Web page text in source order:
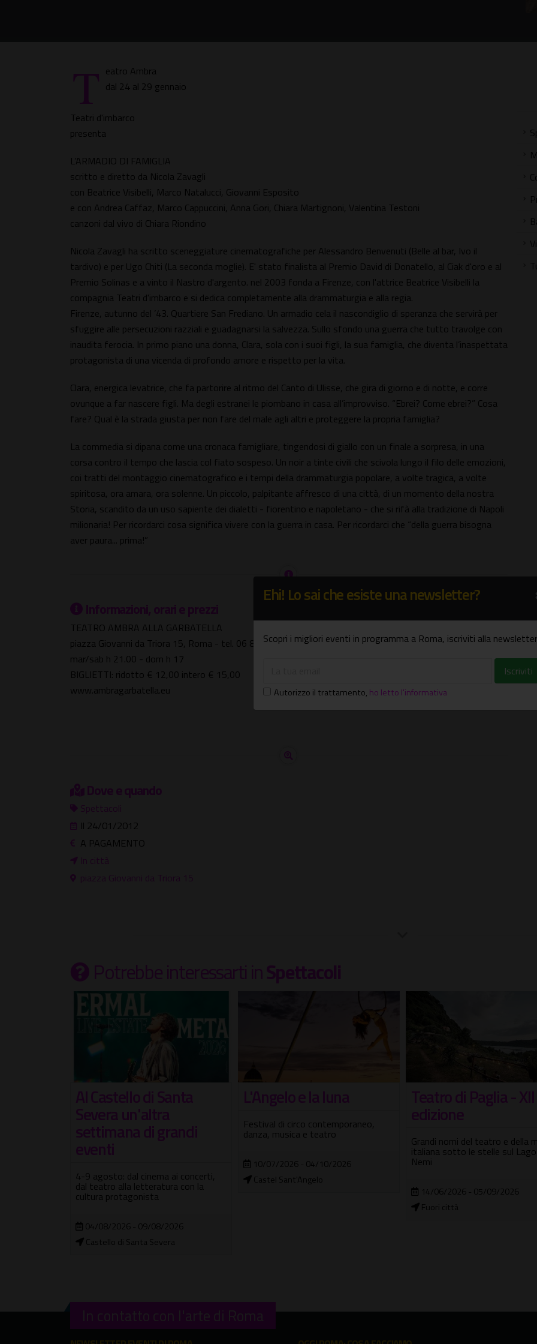
T eatro Ambra
dal 24 al 29 gennaio
Teatri d'imbarco
presenta
L’ARMADIO DI FAMIGLIA
scritto e diretto da Nicola Zavagli
con Beatrice Visibelli, Marco Natalucci, Giovanni Esposito
e con Andrea Caffaz, Marco Cappuccini, Anna Gori, Chiara Martignoni, Valentina Testoni
canzoni dal vivo di Chiara Riondino
Nicola Zavagli ha scritto sceneggiature cinematografiche per Alessandro Benvenuti (Belle al bar, Ivo il
tardivo) e per Ugo Chiti (La seconda moglie). E' stato finalista al Premio David di Donatello, al Ciak d'oro e al
Premio Solinas e a vinto il Nastro d'argento. nel 2003 fonda a Firenze, con l'attrice Beatrice Visibelli la
compagnia Teatri d'imbarco e si dedica completamente alla drammaturgia e alla regia.
Firenze, autunno del ’43. Quartiere San Frediano. Un armadio cela il nascondiglio di speranza che servirà per
sfuggire alle persecuzioni razziali e guadagnarsi la salvezza. Sullo sfondo una guerra che tutto travolge con
inaudita ferocia. In primo piano una donna, Clara, sola con i suoi figli, la sua famiglia, che diventa l’inaspettata
protagonista di una vicenda di profondo amore e rispetto per la vita.
Clara, energica levatrice, che fa partorire al ritmo del Canto di Ulisse, che gira di giorno e di notte, e corre
ovunque a far nascere figli. Ma degli estranei le piombano in casa all’improvviso. “Ebrei? Come ebrei?” Cosa
fare? Qual è la strada giusta per non fare del male agli altri e proteggere la propria famiglia?
La commedia si dipana come una cronaca famigliare, tingendosi di giallo con un finale a sorpresa, in una
corsa contro il tempo che lascia col fiato sospeso. Un noir a tinte civili che scivola lungo il filo delle emozioni,
coi tratti del montaggio cinematografico e i tempi della drammaturgia popolare, a volte tragica, a volte
spiritosa, ora amara, ora solenne. Un piccolo, palpitante affresco di una città, di un momento della nostra
Storia, scandito da un uso sapiente dei dialetti - fiorentino e napoletano - che si rifà alla tradizione di Napoli
milionaria! Per ricordarci cosa significa vivere con la guerra in casa. Per ricordarci che “della guerra bisogna
aver paura... prima!”
Informazioni, orari e prezzi
TEATRO AMBRA ALLA GARBATELLA
piazza Giovanni da Triora 15, Roma - tel. 06 81173900
mar/sab h 21.00 - dom h 17
BIGLIETTI: ridotto € 12,00 intero € 15,00
www.ambragarbatella.eu
Dove e quando
Spettacoli
Il 24/01/2012
A PAGAMENTO
In città
piazza Giovanni da Triora 15
Potrebbe interessartiinSpettacoli
L'Angelo e la luna
Festival di circo contemporaneo,
danza, musica e teatro
Castel Sant'Angelo
Teatro di Paglia - XII
edizione
Grandi nomi del teatro e della musica
Nemi
Heroides – Donne
svelano la fragilità
Sette giorni per cinque
cui tre Prime nazionali, e un
31/07/2026 - 08/08/2026
Fuori città
In contatto con l'arte di Roma
Ehi! Lo sai che esiste una newsletter?
Scopri i migliori eventi in programma a Roma, iscriviti alla
Autorizzo il trattamento, ho letto l'informativa